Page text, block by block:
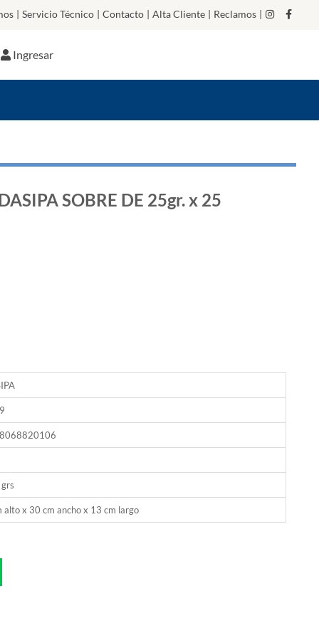
| Servicio Técnico | Contacto | Alta Cliente | Reclamos |
Ingresar
SOBRE DE 25gr. x 25
alto x 30 cm ancho x 13 cm largo